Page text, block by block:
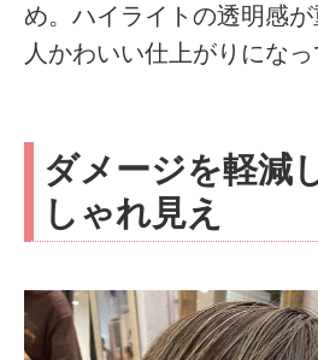
め。ハイライトの透明感
人かわいい仕上がりになっ
ダメージを軽減
しゃれ見え